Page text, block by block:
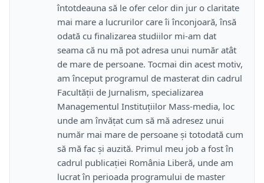
întotdeauna să le ofer celor din jur o claritate
mai mare a lucrurilor care îi înconjoară, însă
odată cu finalizarea studiilor mi-am dat
seama că nu mă pot adresa unui număr atât
de mare de persoane. Tocmai din acest motiv,
am început programul de masterat din cadrul
Facultății de Jurnalism, specializarea
Managementul Instituțiilor Mass-media, loc
unde am învățat cum să mă adresez unui
număr mai mare de persoane și totodată cum
să mă fac și auzită. Primul meu job a fost în
cadrul publicației România Liberă, unde am
lucrat în perioada programului de master